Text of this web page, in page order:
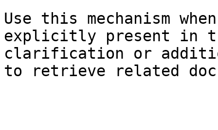
Use this mechanism
explicitly present in
clarification or